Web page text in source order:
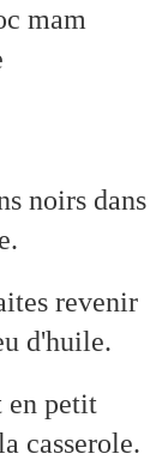
mam
noirs dans
revenir
d'huile.
en petit
casserole.